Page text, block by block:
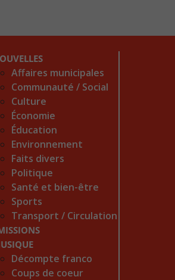
Affaires municipales
Communauté / Social
Culture
Économie
Éducation
Environnement
Faits divers
Politique
Santé et bien-être
Sports
Transport / Circulation
Décompte franco
Coups de coeur